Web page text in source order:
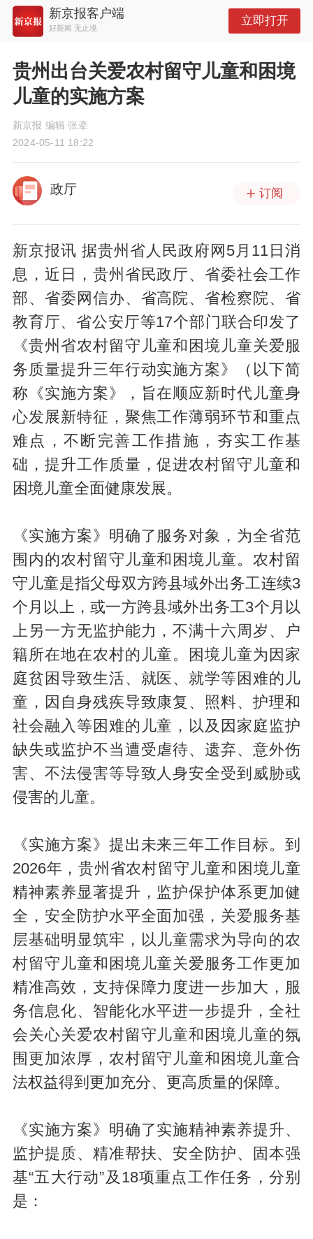
新京报客户端
好新闻 无止境
立即打开
贵州出台关爱农村留守儿童和困境
儿童的实施方案
新京报 编辑 张牵
2024-05-11 18:22
政厅 订阅
新京报讯 据贵州省人民政府网5月11日消
息，近日，贵州省民政厅、省委社会工作
部、省委网信办、省高院、省检察院、省
教育厅、省公安厅等17个部门联合印发了
《贵州省农村留守儿童和困境儿童关爱服
务质量提升三年行动实施方案》（以下简
称《实施方案》，旨在顺应新时代儿童身
心发展新特征，聚焦工作薄弱环节和重点
难点，不断完善工作措施，夯实工作基
础，提升工作质量，促进农村留守儿童和
困境儿童全面健康发展。
《实施方案》明确了服务对象，为全省范
围内的农村留守儿童和困境儿童。农村留
守儿童是指父母双方跨县域外出务工连续3
个月以上，或一方跨县域外出务工3个月以
上另一方无监护能力，不满十六周岁、户
籍所在地在农村的儿童。困境儿童为因家
庭贫困导致生活、就医、就学等困难的儿
童，因自身残疾导致康复、照料、护理和
社会融入等困难的儿童，以及因家庭监护
缺失或监护不当遭受虐待、遗弃、意外伤
害、不法侵害等导致人身安全受到威胁或
侵害的儿童。
《实施方案》提出未来三年工作目标。到
2026年，贵州省农村留守儿童和困境儿童
精神素养显著提升，监护保护体系更加健
全，安全防护水平全面加强，关爱服务基
层基础明显筑牢，以儿童需求为导向的农
村留守儿童和困境儿童关爱服务工作更加
精准高效，支持保障力度进一步加大，服
务信息化、智能化水平进一步提升，全社
会关心关爱农村留守儿童和困境儿童的氛
围更加浓厚，农村留守儿童和困境儿童合
法权益得到更加充分、更高质量的保障。
《实施方案》明确了实施精神素养提升、
监护提质、精准帮扶、安全防护、固本强
基“五大行动”及18项重点工作任务，分别
是：